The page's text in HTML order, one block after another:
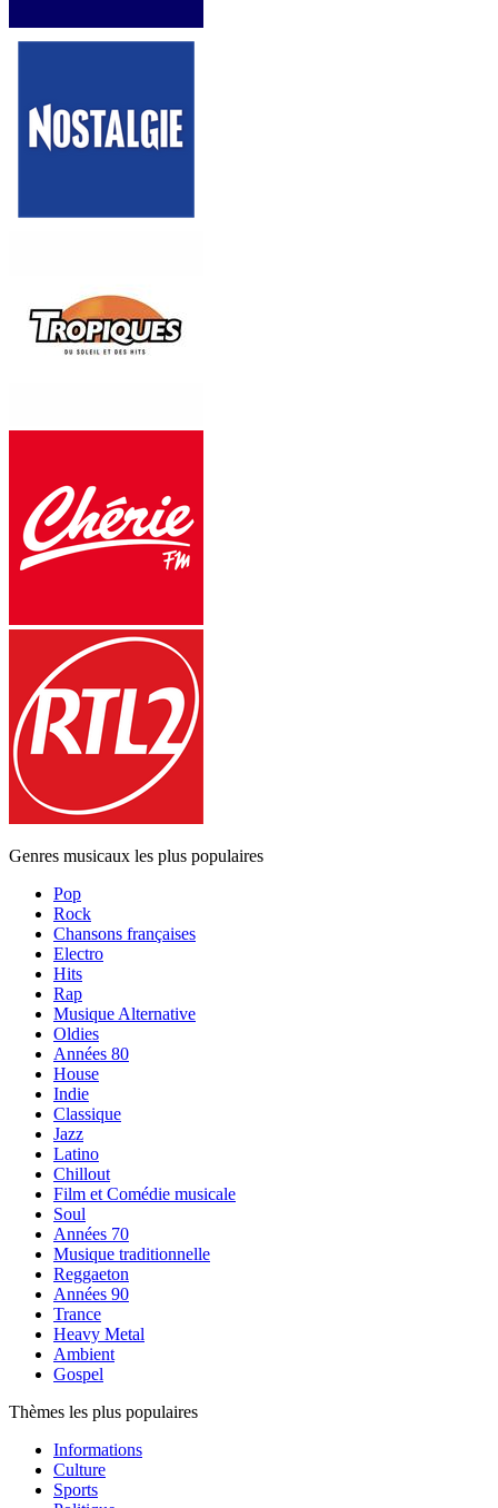
Genres musicaux les plus populaires
Pop
Rock
Chansons françaises
Electro
Hits
Rap
Musique Alternative
Oldies
Années 80
House
Indie
Classique
Jazz
Latino
Chillout
Film et Comédie musicale
Soul
Années 70
Musique traditionnelle
Reggaeton
Années 90
Trance
Heavy Metal
Ambient
Gospel
Thèmes les plus populaires
Informations
Culture
Sports